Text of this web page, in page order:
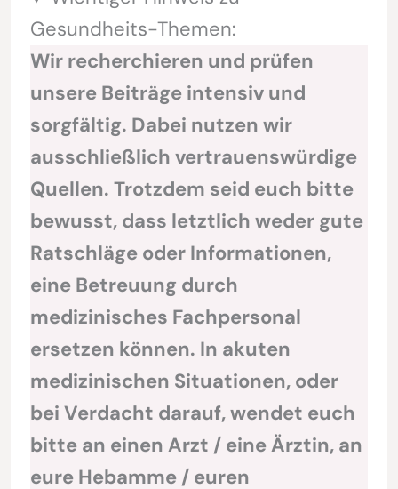
Gesundheits-Themen:
Wir recherchieren und prüfen
unsere Beiträge intensiv und
sorgfältig. Dabei nutzen wir
ausschließlich vertrauenswürdige
Quellen. Trotzdem seid euch bitte
bewusst, dass letztlich weder gute
Ratschläge oder Informationen,
eine Betreuung durch
medizinisches Fachpersonal
ersetzen können. In akuten
medizinischen Situationen, oder
bei Verdacht darauf, wendet euch
bitte an einen Arzt / eine Ärztin, an
eure Hebamme / euren